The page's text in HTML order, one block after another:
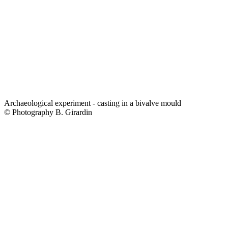
Archaeological experiment - casting in a bivalve mould
© Photography B. Girardin